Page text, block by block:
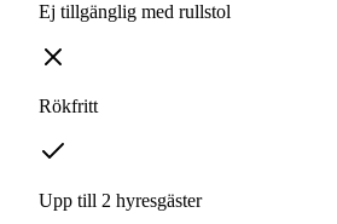
Ej tillgänglig med rullstol
Rökfritt
Upp till 2 hyresgäster